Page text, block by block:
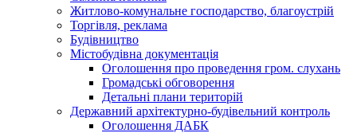
Житлово-комунальне господарство, благоустрій
Торгівля, реклама
Будівництво
Містобудівна документація
Оголошення про проведення гром. слухань
Громадські обговорення
Детальні плани територій
Державний архітектурно-будівельний контроль
Оголошення ДАБК